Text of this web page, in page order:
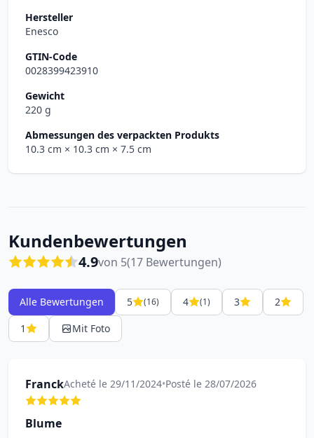
Hersteller
Enesco
GTIN-Code
0028399423910
Gewicht
220 g
Abmessungen des verpackten Produkts
10.3 cm × 10.3 cm × 7.5 cm
Kundenbewertungen
4.9von 5(17 Bewertungen)
Alle Bewertungen 5 (16) 4 (1) 3
2
1
Mit Foto
FranckAcheté le 29/11/2024•Posté le 28/07/2026
Blume